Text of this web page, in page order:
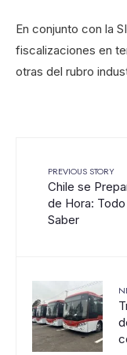
En conjunto con la
fiscalizaciones en
otras del rubro
PREVIOUS STORY
Chile se
de Hora:
Saber